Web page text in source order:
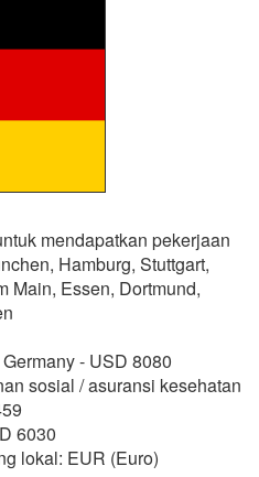
mendapatkan pekerjaan
Hamburg, Stuttgart,
Main, Essen, Dortmund,
- USD 8080
sosial / asuransi kesehatan
6030
lokal: EUR (Euro)